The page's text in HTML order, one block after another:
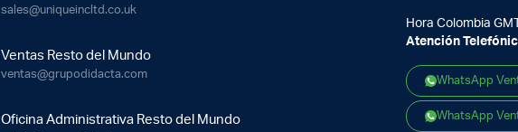
sales@uniqueincltd.co.uk
Ventas Resto del Mundo
ventas@grupodidacta.com
Oficina Administrativa Resto del Mundo
Hora Colombia
Atención
WhatsApp
WhatsApp